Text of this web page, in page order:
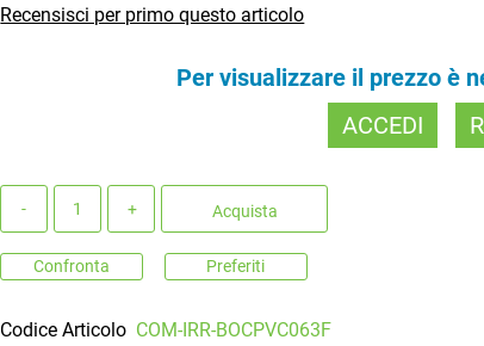
Recensisci per primo questo articolo
Per visualizzare il prezzo è
ACCEDI
Acquista
Confronta Preferiti
Codice Articolo COM-IRR-BOCPVC063F